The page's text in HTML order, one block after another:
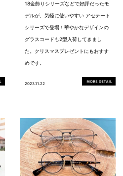
18金飾りシリーズなどで好評だったモ
デルが、気軽に使いやすい アセテート
シリーズで登場！華やかなデザインの
グラスコードも2型入荷してきまし
た。クリスマスプレゼントにもおすす
めです。
2023.11.22